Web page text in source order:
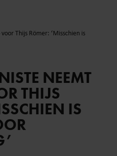
Thijs Römer: ‘Misschien is
NEEMT
THIJS
IS